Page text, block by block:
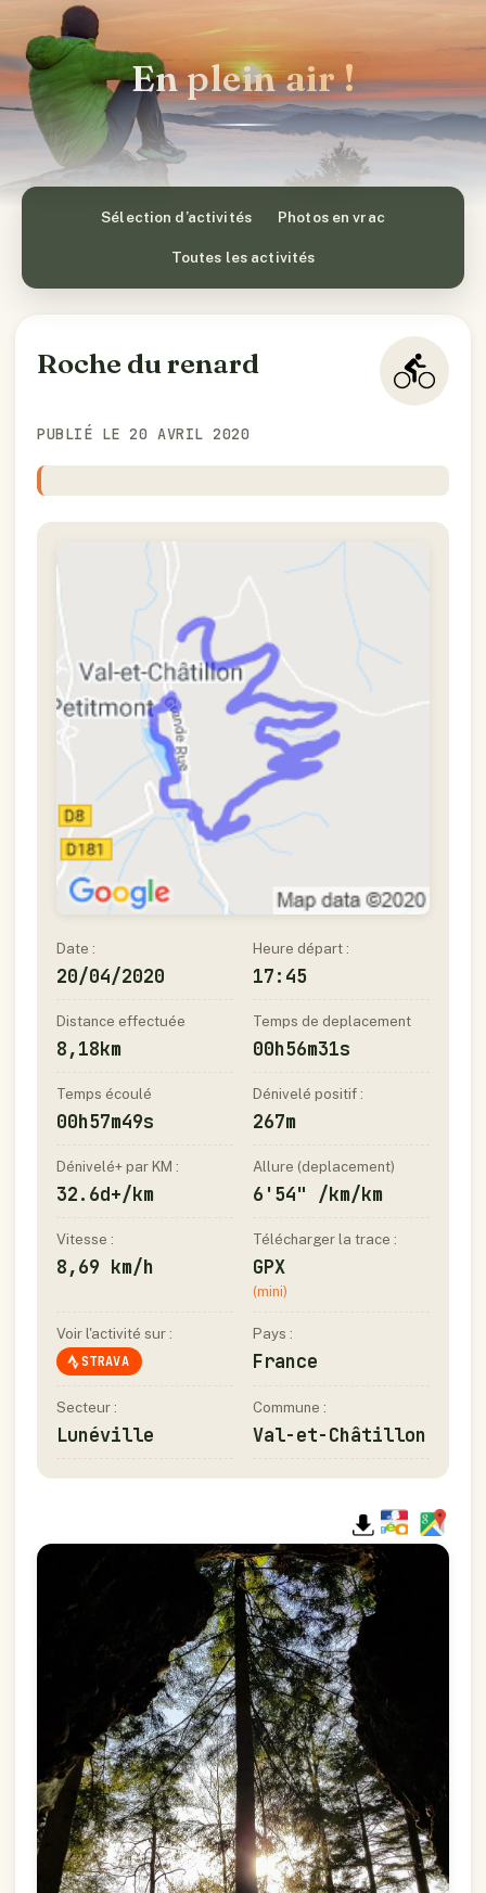
En plein air !
Sélection d’activités Photos en vrac
Toutes les activités
Roche du renard
PUBLIÉ LE 20 AVRIL 2020
Date :
20/04/2020
Heure départ :
17:45
Distance effectuée
8,18km
Temps de deplacement
00h56m31s
Temps écoulé
00h57m49s
Dénivelé positif :
267m
Dénivelé+ par KM :
32.6d+/km
Allure (deplacement)
6'54" /km/km
Vitesse :
8,69 km/h
Télécharger la trace :
GPX
(mini)
Voir l'activité sur :
STRAVA
Pays :
France
Secteur :
Lunéville
Commune :
Val-et-Châtillon